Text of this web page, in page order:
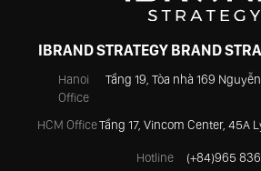
IBRAND STRATEGY BRAND
Hanoi
Office
Tầng 19, Tòa nhà 169
HCM OfficeTầng 17, Vincom Center, 45A
Hotline
(+84)965